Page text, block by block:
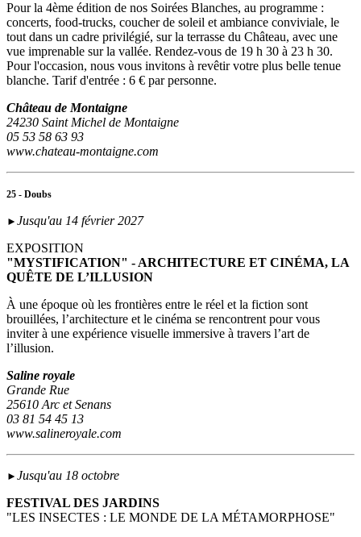
Pour la 4ème édition de nos Soirées Blanches, au programme :
concerts, food-trucks, coucher de soleil et ambiance conviviale, le
tout dans un cadre privilégié, sur la terrasse du Château, avec une
vue imprenable sur la vallée. Rendez-vous de 19 h 30 à 23 h 30.
Pour l'occasion, nous vous invitons à revêtir votre plus belle tenue
blanche. Tarif d'entrée : 6 € par personne.
Château de Montaigne
24230 Saint Michel de Montaigne
05 53 58 63 93
www.chateau-montaigne.com
25 - Doubs
► Jusqu'au 14 février 2027
EXPOSITION
"MYSTIFICATION" - ARCHITECTURE ET CINÉMA, LA
QUÊTE DE L’ILLUSION
À une époque où les frontières entre le réel et la fiction sont
brouillées, l’architecture et le cinéma se rencontrent pour vous
inviter à une expérience visuelle immersive à travers l’art de
l’illusion.
Saline royale
Grande Rue
25610 Arc et Senans
03 81 54 45 13
www.salineroyale.com
► Jusqu'au 18 octobre
FESTIVAL DES JARDINS
"LES INSECTES : LE MONDE DE LA MÉTAMORPHOSE"